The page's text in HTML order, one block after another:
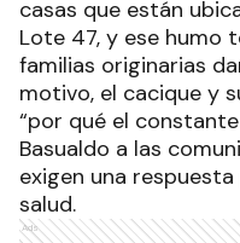
casas que están
Lote 47, y ese humo
familias originarias
motivo, el cacique y
“por qué el
Basualdo a las
exigen una
salud.
Ads